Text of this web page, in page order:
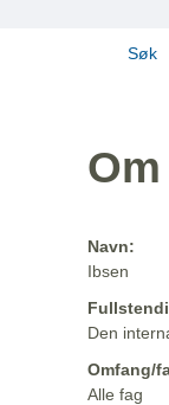
Søk
Navn:
Ibsen
Den
Omfang/
Alle fag